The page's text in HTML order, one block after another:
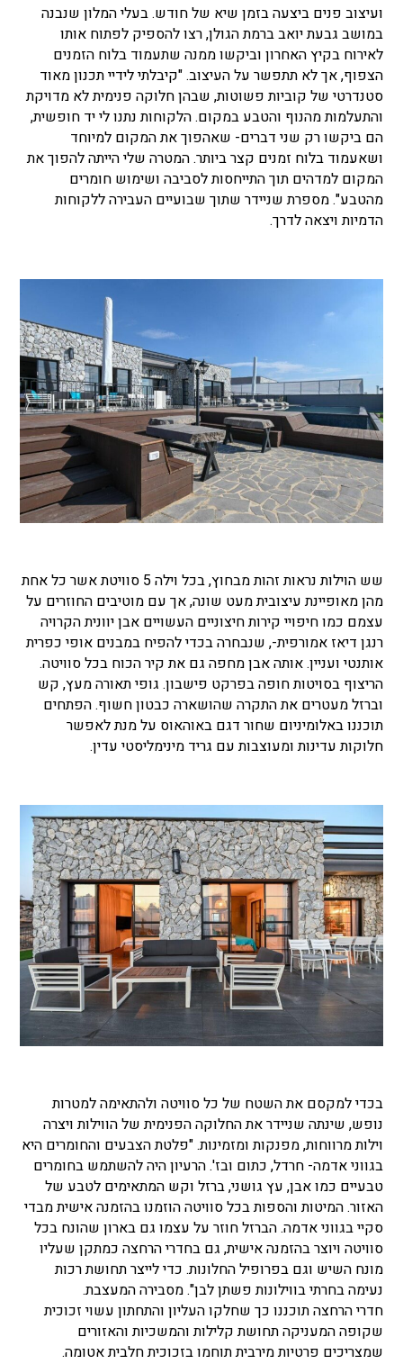
ועיצוב פנים ביצעה בזמן שיא של חודש. בעלי המלון שנבנה
במושב גבעת יואב ברמת הגולן, רצו להספיק לפתוח אותו
לאירוח בקיץ האחרון וביקשו ממנה שתעמוד בלוח הזמנים
הצפוף, אך לא תתפשר על העיצוב. "קיבלתי לידיי תכנון מאוד
סטנדרטי של קוביות פשוטות, שבהן חלוקה פנימית לא מדויקת
והתעלמות מהנוף והטבע במקום. הלקוחות נתנו לי יד חופשית,
הם ביקשו רק שני דברים- שאהפוך את המקום למיוחד
ושאעמוד בלוח זמנים קצר ביותר. המטרה שלי הייתה להפוך את
המקום למדהים תוך התייחסות לסביבה ושימוש חומרים
מהטבע". מספרת שניידר שתוך שבועיים העבירה ללקוחות
הדמיות ויצאה לדרך.
שש הוילות נראות זהות מבחוץ, בכל וילה 5 סוויטת אשר כל אחת
מהן מאופיינת עיצובית מעט שונה, אך עם מוטיבים החוזרים על
עצמם כמו חיפויי קירות חיצוניים העשויים אבן יוונית הקרויה
רנגן דיאז אמורפית-, שנבחרה בכדי להפיח במבנים אופי כפרית
אותנטי ועניין. אותה אבן מחפה גם את קיר הכוח בכל סוויטה.
הריצוף בסויטות חופה בפרקט פישבון. גופי תאורה מעץ, קש
וברזל מעטרים את התקרה שהושארה כבטון חשוף. הפתחים
תוכננו באלומיניום שחור דגם באוהאוס על מנת לאפשר
חלוקות עדינות ומעוצבות עם גריד מינימליסטי עדין.
בכדי למקסם את השטח של כל סוויטה ולהתאימה למטרות
נופש, שינתה שניידר את החלוקה הפנימית של הווילות ויצרה
וילות מרווחות, מפנקות ומזמינות. "פלטת הצבעים והחומרים היא
בגווני אדמה- חרדל, כתום ובז'. הרעיון היה להשתמש בחומרים
טבעיים כמו אבן, עץ גושני, ברזל וקש המתאימים לטבע של
האזור. המיטות והספות בכל סוויטה הוזמנו בהזמנה אישית מבדי
סקיי בגווני אדמה. הברזל חוזר על עצמו גם בארון שהונח בכל
סוויטה ויוצר בהזמנה אישית, גם בחדרי הרחצה כמתקן שעליו
מונח השיש וגם בפרופיל החלונות. כדי לייצר תחושת רכות
נעימה בחרתי בווילונות פשתן לבן". מסבירה המעצבת.
חדרי הרחצה תוכננו כך שחלקו העליון והתחתון עשוי זכוכית
שקופה המעניקה תחושת קלילות והמשכיות והאזורים
שמצריכים פרטיות מירבית תוחמו בזכוכית חלבית אטומה.